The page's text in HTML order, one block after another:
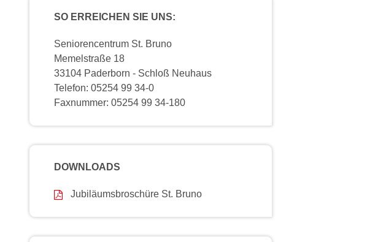
SO ERREICHEN SIE UNS:
Seniorencentrum St. Bruno
Memelstraße 18
33104 Paderborn - Schloß Neuhaus
Telefon: 05254 99 34-0
Faxnummer: 05254 99 34-180
DOWNLOADS
Jubiläumsbroschüre St. Bruno